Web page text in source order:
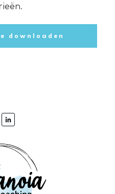
downloaden